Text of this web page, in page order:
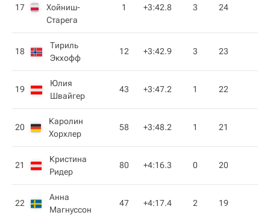
17
Хойниш-
Старега
1 +3:42.8 3 24
18
Тириль
Экхофф
12 +3:42.9 3 23
19
Юлия
Швайгер
43 +3:47.2 1 22
20
Каролин
Хорхлер
58 +3:48.2 1 21
21
Кристина
Ридер
80 +4:16.3 0 20
22
Анна
Магнуссон
47 +4:17.4 2 19